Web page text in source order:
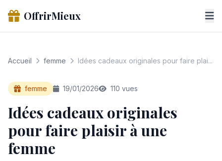
OffrirMieux
Accueil femme Idées cadeaux originales pour faire plai...
femme 19/01/2026 110 vues
Idées cadeaux originales
pour faire plaisir à une
femme